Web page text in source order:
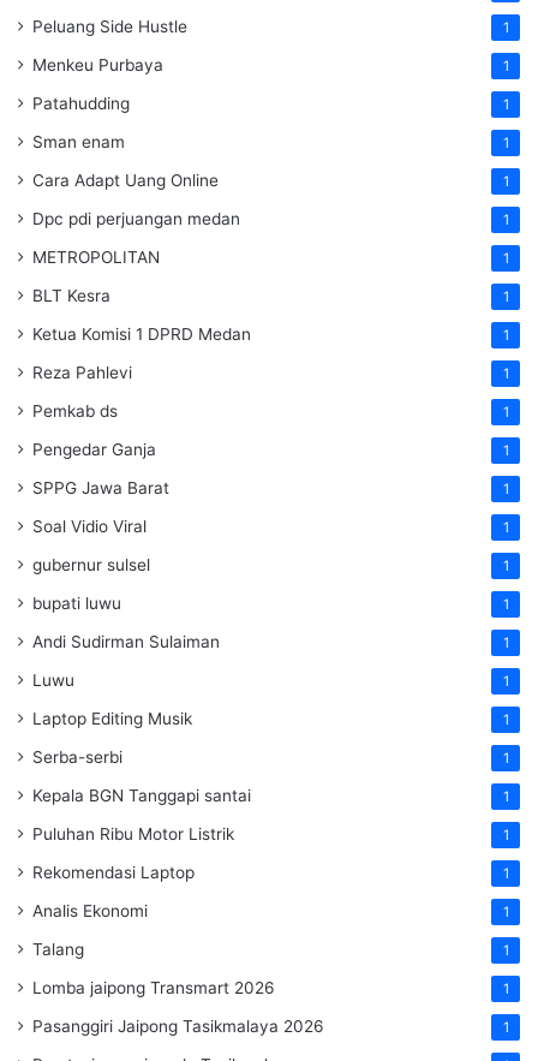
Peluang Side Hustle 1
Menkeu Purbaya 1
Patahudding 1
Sman enam 1
Cara Adapt Uang Online 1
Dpc pdi perjuangan medan 1
METROPOLITAN 1
BLT Kesra 1
Ketua Komisi 1 DPRD Medan 1
Reza Pahlevi 1
Pemkab ds 1
Pengedar Ganja 1
SPPG Jawa Barat 1
Soal Vidio Viral 1
gubernur sulsel 1
bupati luwu 1
Andi Sudirman Sulaiman 1
Luwu 1
Laptop Editing Musik 1
Serba-serbi 1
Kepala BGN Tanggapi santai 1
Puluhan Ribu Motor Listrik 1
Rekomendasi Laptop 1
Analis Ekonomi 1
Talang 1
Lomba jaipong Transmart 2026 1
Pasanggiri Jaipong Tasikmalaya 2026 1